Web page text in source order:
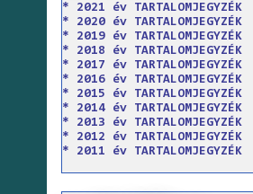
* 2021 év TARTALOMJEGYZÉK
* 2020 év TARTALOMJEGYZÉK
* 2019 év TARTALOMJEGYZÉK
* 2018 év TARTALOMJEGYZÉK
* 2017 év TARTALOMJEGYZÉK
* 2016 év TARTALOMJEGYZÉK
* 2015 év TARTALOMJEGYZÉK
* 2014 év TARTALOMJEGYZÉK
* 2013 év TARTALOMJEGYZÉK
* 2012 év TARTALOMJEGYZÉK
* 2011 év TARTALOMJEGYZÉK